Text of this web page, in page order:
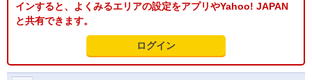
インすると、よくみるエリアの設定をアプリやYahoo! JAPAN
と共有できます。
ログイン